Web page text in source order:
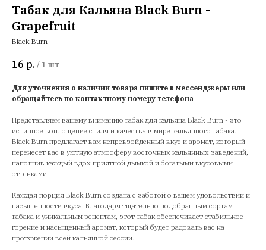
Табак для Кальяна Black Burn -
Grapefruit
Black Burn
16 р. /1 шт
Для уточнения о наличии товара пишите в мессенджеры или
обращайтесь по контактному номеру телефона
Представляем вашему вниманию табак для кальяна Black Burn - это
истинное воплощение стиля и качества в мире кальянного табака.
Black Burn предлагает вам непревзойденный вкус и аромат, который
перенесет вас в уютную атмосферу восточных кальянных заведений,
наполнив каждый вдох приятной дымкой и богатыми вкусовыми
оттенками.
Каждая порция Black Burn создана с заботой о вашем удовольствии и
насыщенности вкуса. Благодаря тщательно подобранным сортам
табака и уникальным рецептам, этот табак обеспечивает стабильное
горение и насыщенный аромат, который будет радовать вас на
протяжении всей кальянной сессии.